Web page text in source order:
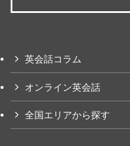
英会話コラム
オンライン英会話
全国エリアから探す